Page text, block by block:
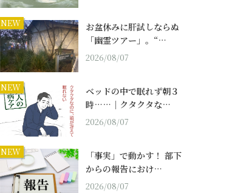
NEW
お盆休みに肝試しならぬ
「幽霊ツアー」。“…
2026/08/07
NEW
ベッドの中で眠れず朝３
時……｜クタクタな…
2026/08/07
NEW
「事実」で動かす！ 部下
からの報告におけ…
2026/08/07